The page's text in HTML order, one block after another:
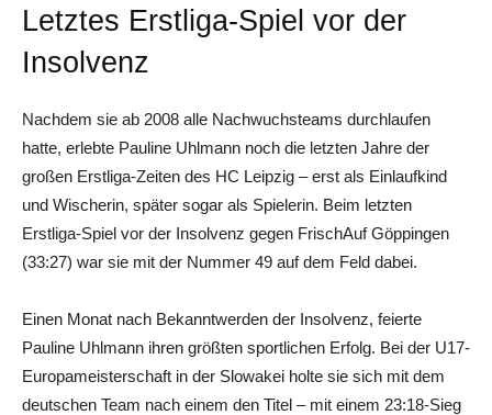
Letztes Erstliga-Spiel vor der
Insolvenz
Nachdem sie ab 2008 alle Nachwuchsteams durchlaufen
hatte, erlebte Pauline Uhlmann noch die letzten Jahre der
großen Erstliga-Zeiten des HC Leipzig – erst als Einlaufkind
und Wischerin, später sogar als Spielerin. Beim letzten
Erstliga-Spiel vor der Insolvenz gegen FrischAuf Göppingen
(33:27) war sie mit der Nummer 49 auf dem Feld dabei.
Einen Monat nach Bekanntwerden der Insolvenz, feierte
Pauline Uhlmann ihren größten sportlichen Erfolg. Bei der U17-
Europameisterschaft in der Slowakei holte sie sich mit dem
deutschen Team nach einem den Titel – mit einem 23:18-Sieg